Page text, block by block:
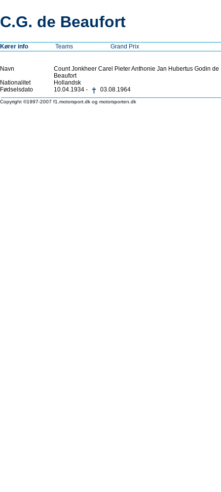
C.G. de Beaufort
Kører info Teams Grand Prix
Navn
Count Jonkheer Carel Pieter Anthonie Jan Hubertus Godin de
Beaufort
Nationalitet
Hollandsk
Fødselsdato
10.04.1934 - 03.08.1964
Copyright ©1997-2007 f1.motorsport.dk og motorsporten.dk